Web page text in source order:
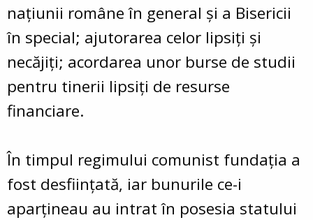
naţiunii române în general şi a Bisericii
în special; ajutorarea celor lipsiţi şi
necăjiţi; acordarea unor burse de studii
pentru tinerii lipsiţi de resurse
financiare.
În timpul regimului comunist fundaţia a
fost desfiinţată, iar bunurile ce-i
aparţineau au intrat în posesia statului